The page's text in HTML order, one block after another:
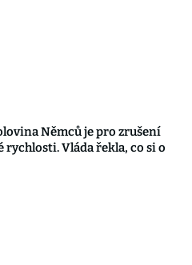
Němců je pro zrušení
rychlosti. Vláda řekla, co si o